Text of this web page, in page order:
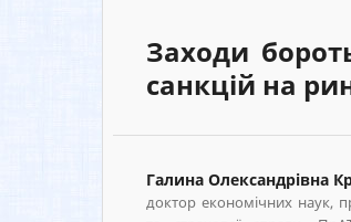
Заходи
санкцій на
Галина Олександрівна
доктор економічних наук,